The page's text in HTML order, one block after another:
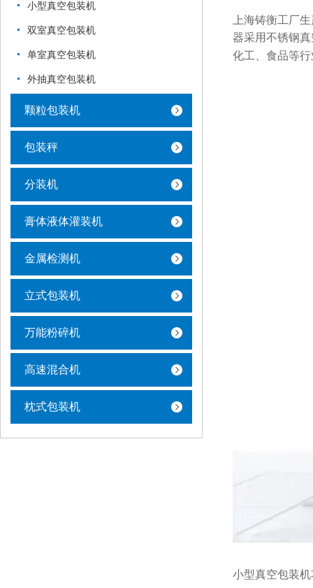
小型真空包装机
双室真空包装机
单室真空包装机
外抽真空包装机
颗粒包装机
包装秤
分装机
膏体液体灌装机
金属检测机
立式包装机
万能粉碎机
高速混合机
枕式包装机
上海铸衡工厂
器采用不锈钢
化工、食品等
小型真空包装